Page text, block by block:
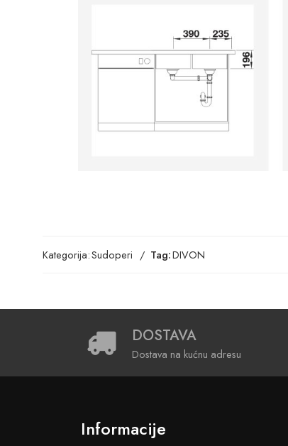
Kategorija:Sudoperi Tag:DIVON
DOSTAVA
Dostava na kućnu adresu
Informacije